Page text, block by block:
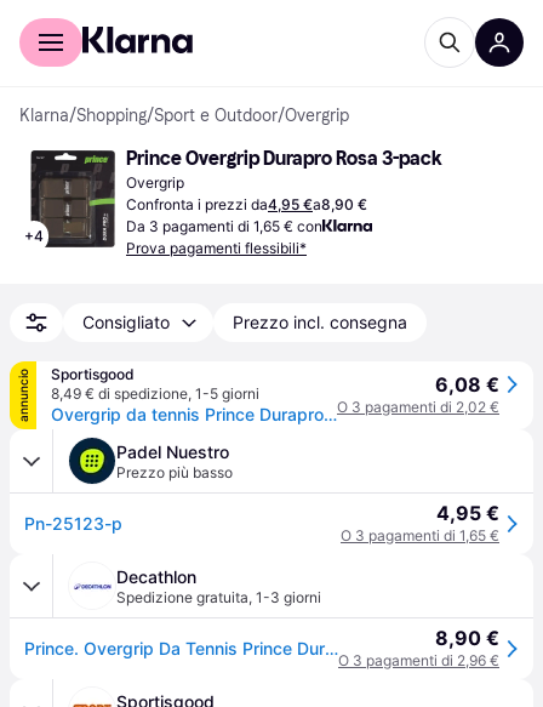
Per il tuo shopping
Klarna/Shopping/Sport e Outdoor/Overgrip
+4
Prince Overgrip Durapro Rosa 3-pack
Overgrip
Confronta i prezzi da4,95 €a8,90 €
Da 3 pagamenti di 1,65 € con
Prova pagamenti flessibili*
Consigliato Prezzo incl. consegna
annuncio
Sportisgood
8,49 € di spedizione, 1-5 giorni
Overgrip da tennis Prince Durapro+ 0,6 mm - Jaune
6,08 €
O 3 pagamenti di 2,02 €
Padel Nuestro
Prezzo più basso
Pn-25123-p 4,95 €
O 3 pagamenti di 1,65 €
Decathlon
Spedizione gratuita, 1-3 giorni
Prince. Overgrip Da Tennis Prince Durapro+ 0,6 Mm Overgrip Ritiro Gratis - giallo - Senza taglia 8,90 €
O 3 pagamenti di 2,96 €
Sportisgood